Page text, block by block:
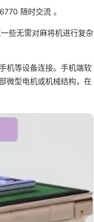
随时交流 。
些无需对麻将机进行复杂
机等设备连接。手机端软
微型电机或机械结构，在